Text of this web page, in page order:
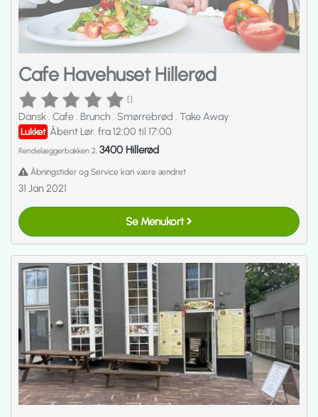
Cafe Havehuset Hillerød
[]
Dansk. Cafe. Brunch . Smørrebrød . Take Away
Lukket Åbent Lør. fra 12:00 til 17:00
Rendelæggerbakken 2, 3400 Hillerød
Åbningstider og Service kan være ændret
31 Jan 2021
Se Menukort